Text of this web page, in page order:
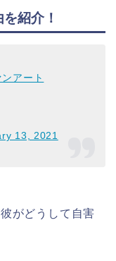
紹介！
アート
13, 2021
がどうして自害